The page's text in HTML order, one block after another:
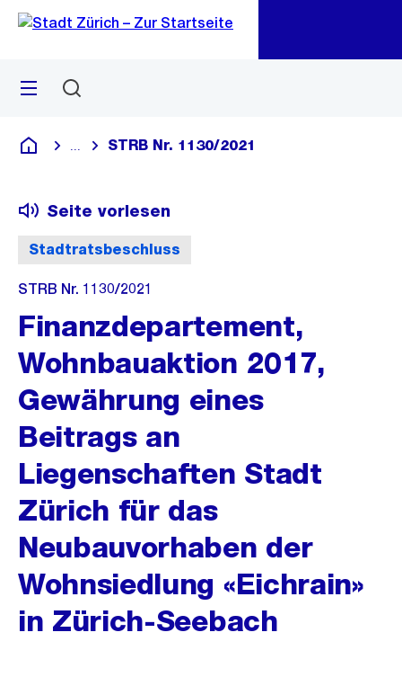
Navigation
Sprunglink
Menü
Deutsch
Blende alle Breadcrumbs ein
STRB Nr. 1130/2021
Stadtratsbeschluss
Seite vorlesen
STRB Nr. 1130/2021
Finanzdepartement,
Wohnbauaktion 2017,
Gewährung eines
Beitrags an
Liegenschaften Stadt
Zürich für das
Neubauvorhaben der
Wohnsiedlung «Eichrain»
in Zürich-Seebach